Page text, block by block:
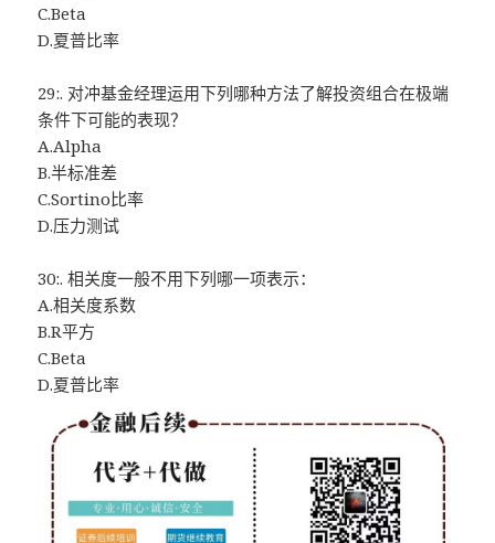
C.Beta
D.夏普比率
29:. 对冲基金经理运用下列哪种方法了解投资组合在极端
条件下可能的表现？
A.Alpha
B.半标准差
C.Sortino比率
D.压力测试
30:. 相关度一般不用下列哪一项表示：
A.相关度系数
B.R平方
C.Beta
D.夏普比率